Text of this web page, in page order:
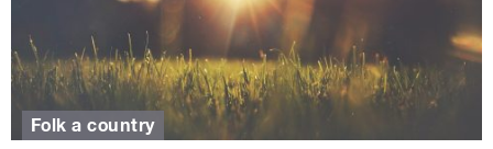
Folk a country